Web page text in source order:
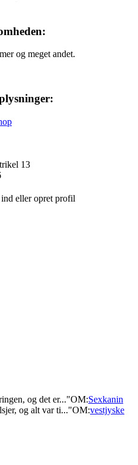
og meget andet.
13
eller opret profil
og det er..."OM:Sexkanin
og alt var ti..."OM:vestjyske